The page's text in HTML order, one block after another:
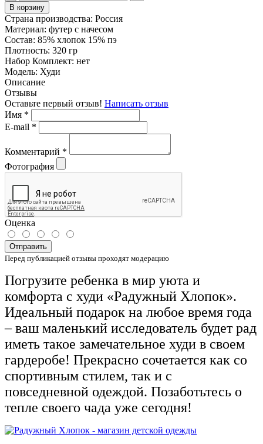
В корзину
Страна производства: Россия
Материал: футер с начесом
Состав: 85% хлопок 15% пэ
Плотность: 320 гр
Набор Комплект: нет
Модель: Худи
Описание
Отзывы
Оставьте первый отзыв! Написать отзыв
Имя *
E-mail *
Комментарий *
Фотография
Оценка
Отправить
Перед публикацией отзывы проходят модерацию
Погрузите ребенка в мир уюта и
комфорта с худи «Радужный Хлопок».
Идеальный подарок на любое время года
– ваш маленький исследователь будет рад
иметь такое замечательное худи в своем
гардеробе! Прекрасно сочетается как со
спортивным стилем, так и с
повседневной одеждой. Позаботьтесь о
тепле своего чада уже сегодня!